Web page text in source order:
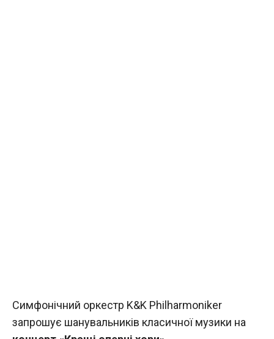
Симфонічний оркестр K&K Philharmoniker
запрошує шанувальників класичної музики на